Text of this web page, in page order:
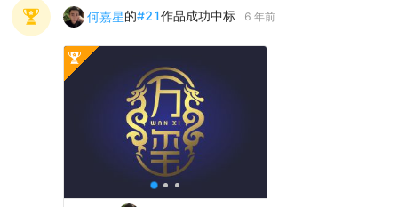
何嘉星的#21作品成功中标 6 年前